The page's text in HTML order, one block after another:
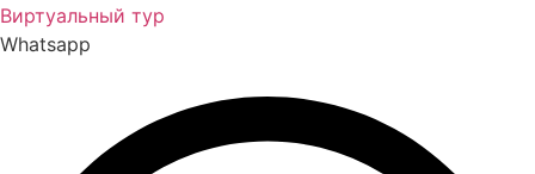
Виртуальный тур
Whatsapp